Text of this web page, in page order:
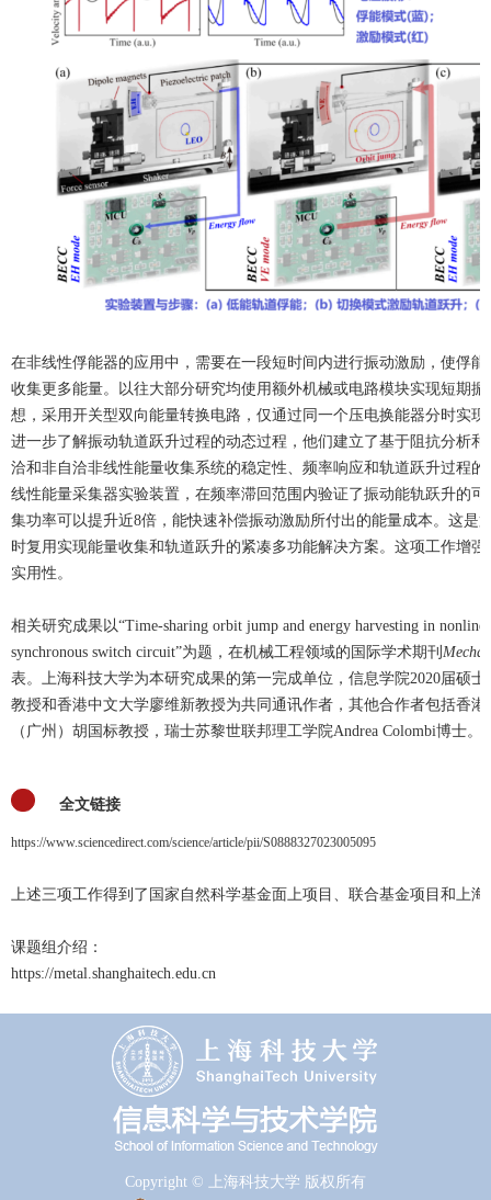
在非线性俘能器的应用中，需要在一段短时间内进行振动激励，使俘
收集更多能量。以往大部分研究均使用额外机械或电路模块实现短期
想，采用开关型双向能量转换电路，仅通过同一个压电换能器分时实
进一步了解振动轨道跃升过程的动态过程，他们建立了基于阻抗分析
洽和非自洽非线性能量收集系统的稳定性、频率响应和轨道跃升过程
线性能量采集器实验装置，在频率滞回范围内验证了振动能轨跃升的
集功率可以提升近8倍，能快速补偿振动激励所付出的能量成本。这是
时复用实现能量收集和轨道跃升的紧凑多功能解决方案。这项工作增
实用性。
相关研究成果以“Time-sharing orbit jump and energy harvesting in
synchronous switch circuit”为题，在机械工程领域的国际学术期刊
表。上海科技大学为本研究成果的第一完成单位，信息学院2020届硕
教授和香港中文大学廖维新教授为共同通讯作者，其他合作者包括香
（广州）胡国标教授，瑞士苏黎世联邦理工学院Andrea Colombi博士。
全文链接
https://www.sciencedirect.com/science/article/pii/S0888327023005095
上述三项工作得到了国家自然科学基金面上项目、联合基金项目和上
课题组介绍：
https://metal.shanghaitech.edu.cn
Copyright © 上海科技大学 版权所有